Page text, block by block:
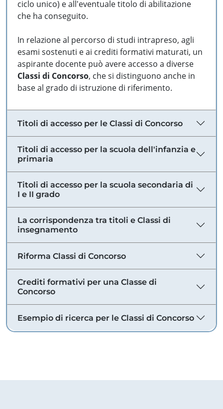
ciclo unico) e all'eventuale titolo di abilitazione
che ha conseguito.
In relazione al percorso di studi intrapreso, agli
esami sostenuti e ai crediti formativi maturati, un
aspirante docente può avere accesso a diverse
Classi di Concorso, che si distinguono anche in
base al grado di istruzione di riferimento.
Titoli di accesso per le Classi di Concorso
Titoli di accesso per la scuola dell'infanzia e
primaria
Titoli di accesso per la scuola secondaria di
I e II grado
La corrispondenza tra titoli e Classi di
insegnamento
Riforma Classi di Concorso
Crediti formativi per una Classe di
Concorso
Esempio di ricerca per le Classi di Concorso